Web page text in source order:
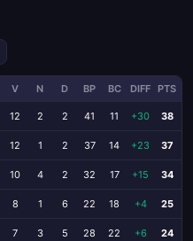
V N D BP BC DIFF PTS
12 2 2 41 11 +30 38
12 1 2 37 14 +23 37
10 4 2 32 17 +15 34
8 1 6 22 18 +4 25
7 3 5 28 22 +6 24